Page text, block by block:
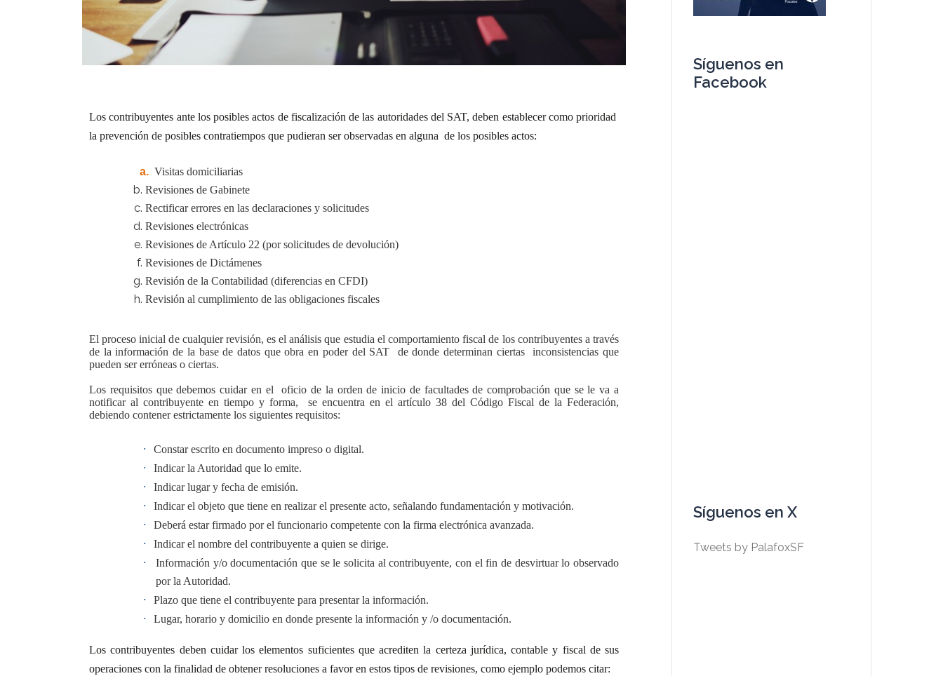
Los contribuyentes ante los posibles actos de fiscalización de las autoridades del SAT, deben establecer como prioridad
la prevención de posibles contratiempos que pudieran ser observadas en alguna de los posibles actos:
a. Visitas domiciliarias
Revisiones de Gabinete
Rectificar errores en las declaraciones y solicitudes
Revisiones electrónicas
Revisiones de Artículo 22 (por solicitudes de devolución)
Revisiones de Dictámenes
Revisión de la Contabilidad (diferencias en CFDI)
Revisión al cumplimiento de las obligaciones fiscales
El proceso inicial de cualquier revisión, es el análisis que estudia el comportamiento fiscal de los contribuyentes a través
de la información de la base de datos que obra en poder del SAT
de donde determinan ciertas
inconsistencias que
pueden ser erróneas o ciertas.
Los requisitos que debemos cuidar en el
oficio de la orden de inicio de facultades de comprobación que se le va a
notificar al contribuyente en tiempo y forma,
se encuentra en el artículo 38 del Código Fiscal de la Federación,
debiendo contener estrictamente los siguientes requisitos:
· Constar escrito en documento impreso o digital.
· Indicar la Autoridad que lo emite.
· Indicar lugar y fecha de emisión.
· Indicar el objeto que tiene en realizar el presente acto, señalando fundamentación y motivación.
· Deberá estar firmado por el funcionario competente con la firma electrónica avanzada.
· Indicar el nombre del contribuyente a quien se dirige.
·
Información y/o documentación que se le solicita al contribuyente, con el fin de desvirtuar lo observado
por la Autoridad.
· Plazo que tiene el contribuyente para presentar la información.
· Lugar, horario y domicilio en donde presente la información y /o documentación.
Los contribuyentes deben cuidar los elementos suficientes que acrediten la certeza jurídica, contable y fiscal de sus
operaciones con la finalidad de obtener resoluciones a favor en estos tipos de revisiones, como ejemplo podemos citar:
Síguenos en
Facebook
Síguenos en X
Tweets by PalafoxSF